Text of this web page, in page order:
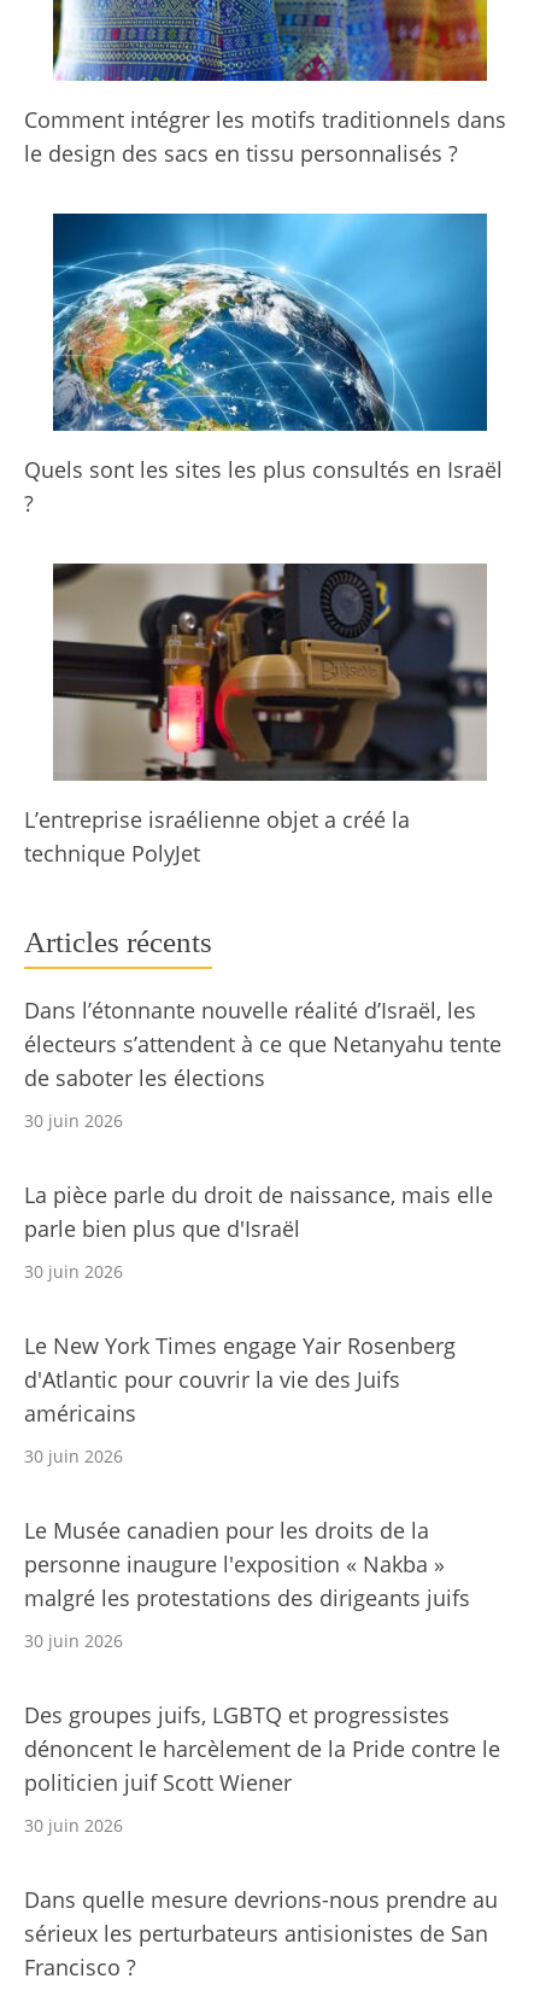
Comment intégrer les motifs traditionnels dans
le design des sacs en tissu personnalisés ?
Quels sont les sites les plus consultés en Israël
?
L’entreprise israélienne objet a créé la
technique PolyJet
Articles récents
Dans l’étonnante nouvelle réalité d’Israël, les
électeurs s’attendent à ce que Netanyahu tente
de saboter les élections
30 juin 2026
La pièce parle du droit de naissance, mais elle
parle bien plus que d'Israël
30 juin 2026
Le New York Times engage Yair Rosenberg
d'Atlantic pour couvrir la vie des Juifs
américains
30 juin 2026
Le Musée canadien pour les droits de la
personne inaugure l'exposition « Nakba »
malgré les protestations des dirigeants juifs
30 juin 2026
Des groupes juifs, LGBTQ et progressistes
dénoncent le harcèlement de la Pride contre le
politicien juif Scott Wiener
30 juin 2026
Dans quelle mesure devrions-nous prendre au
sérieux les perturbateurs antisionistes de San
Francisco ?